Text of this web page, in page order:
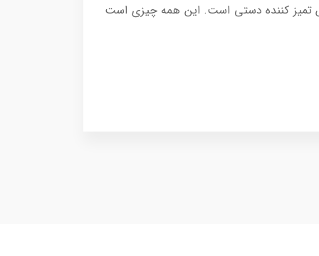
تمیز کننده دستی است. این همه چیزی است